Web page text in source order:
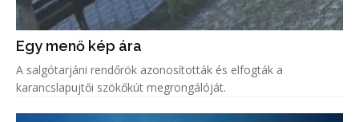
Egy menő kép ára
A salgótarjáni rendőrök azonosították és elfogták a
karancslapujtői szökőkút megrongálóját.